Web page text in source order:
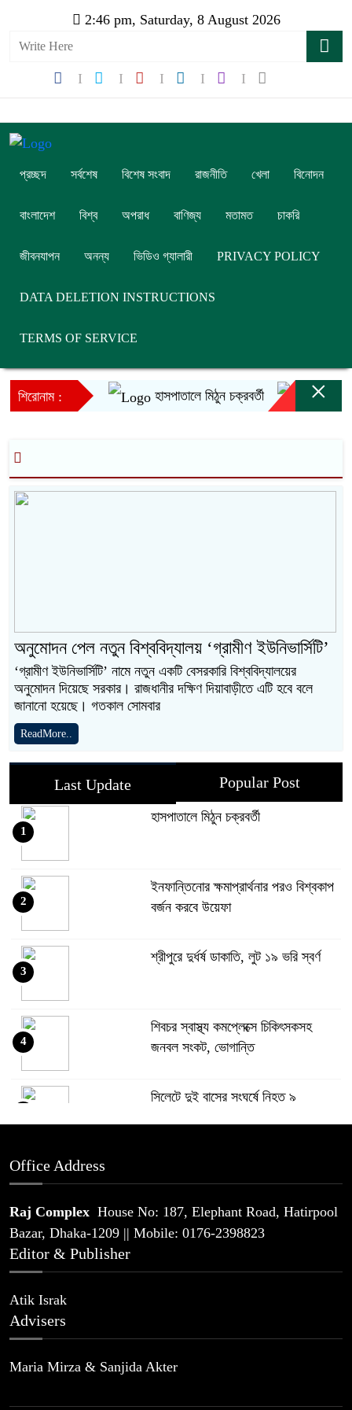
2:46 pm, Saturday, 8 August 2026
প্রচ্ছদ সর্বশেষ বিশেষ সংবাদ রাজনীতি খেলা বিনোদন
বাংলাদেশ বিশ্ব অপরাধ বাণিজ্য মতামত চাকরি
জীবনযাপন অনন্য ভিডিও গ্যালারী PRIVACY POLICY
DATA DELETION INSTRUCTIONS
TERMS OF SERVICE
শিরোনাম : হাসপাতালে মিঠুন চক্রবর্তী ×
অনুমোদন পেল নতুন বিশ্ববিদ্যালয় ‘গ্রামীণ ইউনিভার্সিটি’
‘গ্রামীণ ইউনিভার্সিটি’ নামে নতুন একটি বেসরকারি বিশ্ববিদ্যালয়ের
অনুমোদন দিয়েছে সরকার। রাজধানীর দক্ষিণ দিয়াবাড়ীতে এটি হবে বলে
জানানো হয়েছে। গতকাল সোমবার
ReadMore..
Last Update Popular Post
হাসপাতালে মিঠুন চক্রবর্তী
1
ইনফান্তিনোর ক্ষমাপ্রার্থনার পরও বিশ্বকাপ
বর্জন করবে উয়েফা
2
শ্রীপুরে দুর্ধর্ষ ডাকাতি, লুট ১৯ ভরি স্বর্ণ
3
শিবচর স্বাস্থ্য কমপ্লেক্সে চিকিৎসকসহ
জনবল সংকট, ভোগান্তি
4
সিলেটে দুই বাসের সংঘর্ষে নিহত ৯
এলোপাতাড়ি গুলি, নিহত অন্তত ৬
6
প্যারাসেইলিংয়ে পর্যটক নিহতের মামলার
7
8
Office Address
Raj Complex House No: 187, Elephant Road, Hatirpool
Bazar, Dhaka-1209 || Mobile: 0176-2398823
Editor & Publisher
Atik Israk
Advisers
Maria Mirza & Sanjida Akter